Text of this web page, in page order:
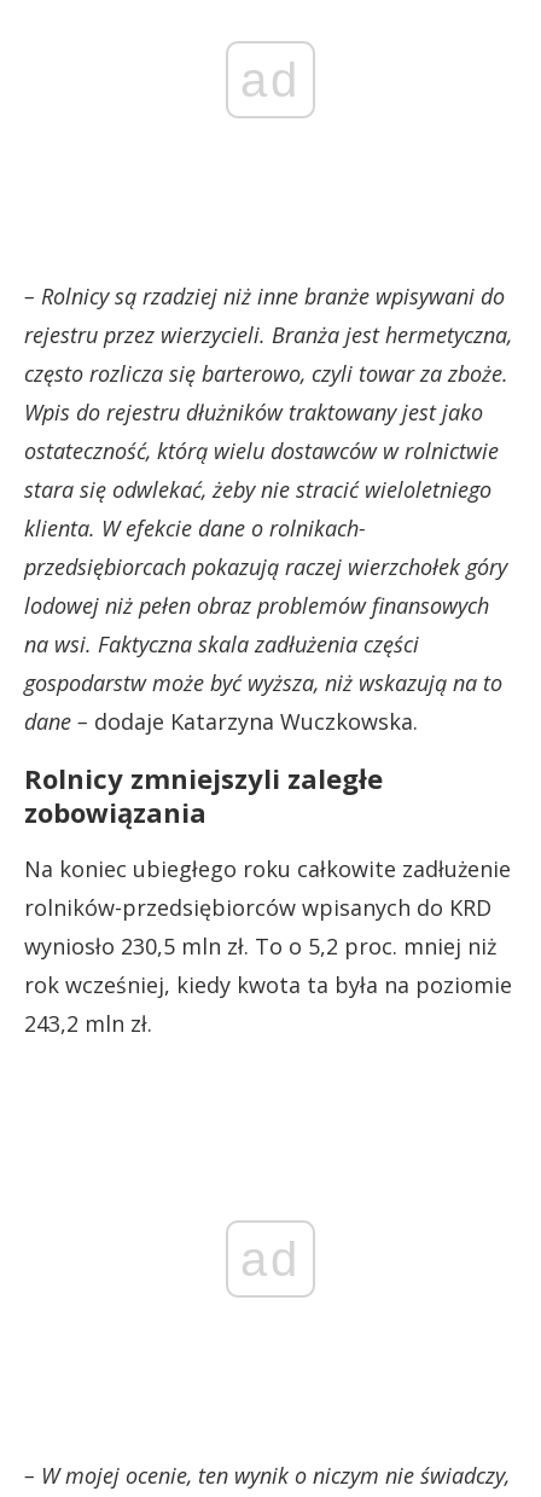
ad
– Rolnicy są rzadziej niż inne branże wpisywani do
rejestru przez wierzycieli. Branża jest hermetyczna,
często rozlicza się barterowo, czyli towar za zboże.
Wpis do rejestru dłużników traktowany jest jako
ostateczność, którą wielu dostawców w rolnictwie
stara się odwlekać, żeby nie stracić wieloletniego
klienta. W efekcie dane o rolnikach-
przedsiębiorcach pokazują raczej wierzchołek góry
lodowej niż pełen obraz problemów finansowych
na wsi. Faktyczna skala zadłużenia części
gospodarstw może być wyższa, niż wskazują na to
dane – dodaje Katarzyna Wuczkowska.
Rolnicy zmniejszyli zaległe
zobowiązania
Na koniec ubiegłego roku całkowite zadłużenie
rolników-przedsiębiorców wpisanych do KRD
wyniosło 230,5 mln zł. To o 5,2 proc. mniej niż
rok wcześniej, kiedy kwota ta była na poziomie
243,2 mln zł.
ad
– W mojej ocenie, ten wynik o niczym nie świadczy,